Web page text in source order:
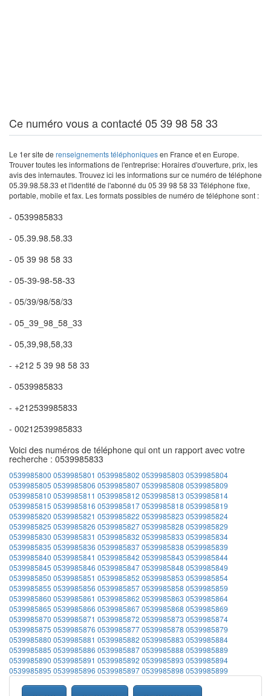
Ce numéro vous a contacté 05 39 98 58 33
Le 1er site de renseignements téléphoniquesen France et en Europe.
Trouver toutes les informations de l'entreprise: Horaires d'ouverture, prix, les
avis des internautes. Trouvez ici les informations sur ce numéro de téléphone
05.39.98.58.33 et l'identité de l'abonné du 05 39 98 58 33 Téléphone fixe,
portable, mobile et fax. Les formats possibles de numéro de téléphone sont :
- 0539985833
- 05.39.98.58.33
- 05 39 98 58 33
- 05-39-98-58-33
- 05/39/98/58/33
- 05_39_98_58_33
- 05,39,98,58,33
- +212 5 39 98 58 33
- 0539985833
- +212539985833
- 00212539985833
Voici des numéros de téléphone qui ont un rapport avec votre
recherche : 0539985833
0539985800 0539985801 0539985802 0539985803 0539985804
0539985805 0539985806 05399858070539985808 0539985809
0539985810 0539985811 0539985812 0539985813 0539985814
0539985815 0539985816 05399858170539985818 0539985819
0539985820 0539985821 0539985822 0539985823 0539985824
0539985825 0539985826 05399858270539985828 0539985829
0539985830 0539985831 0539985832 0539985833 0539985834
0539985835 0539985836 05399858370539985838 0539985839
0539985840 0539985841 0539985842 0539985843 0539985844
0539985845 0539985846 05399858470539985848 0539985849
0539985850 0539985851 0539985852 0539985853 0539985854
0539985855 0539985856 05399858570539985858 0539985859
0539985860 0539985861 0539985862 0539985863 0539985864
0539985865 0539985866 05399858670539985868 0539985869
0539985870 0539985871 0539985872 0539985873 0539985874
0539985875 0539985876 05399858770539985878 0539985879
0539985880 0539985881 0539985882 0539985883 0539985884
0539985885 0539985886 05399858870539985888 0539985889
0539985890 0539985891 0539985892 0539985893 0539985894
0539985895 0539985896 05399858970539985898 0539985899